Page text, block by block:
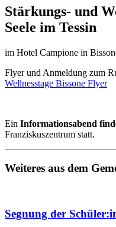
Stärkungs- und
Seele im Tessin
im Hotel Campione in
Flyer und Anmeldung zum
Wellnesstage Bissone Flyer
Ein Informationsabend
Franziskuszentrum statt.
Weiteres aus dem
Segnung der